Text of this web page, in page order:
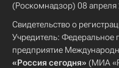
(Роскомнадзор) 08 апреля
Свидетельство о
Учредитель: Федеральное
предприятие
«Россия сегодня» (МИА